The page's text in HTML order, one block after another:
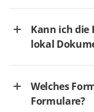
Kann ich
lokal
Welches
Formulare?